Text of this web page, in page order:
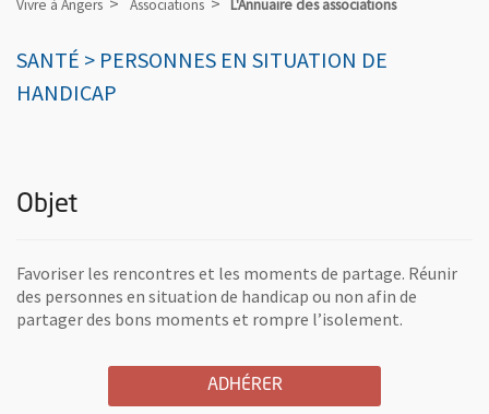
Vivre à Angers Associations L'Annuaire des associations
SANTÉ > PERSONNES EN SITUATION DE
HANDICAP
Objet
Favoriser les rencontres et les moments de partage. Réunir
des personnes en situation de handicap ou non afin de
partager des bons moments et rompre l’isolement.
ADHÉRERA L'ASSOCIATION RAH 49
, OUVRE UNE NOUVELLE